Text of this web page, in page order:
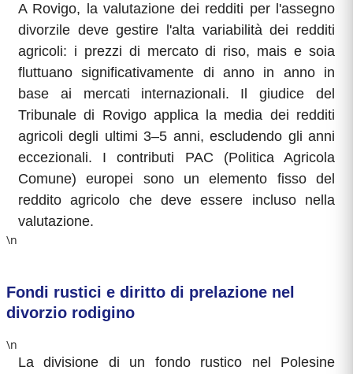
A Rovigo, la valutazione dei redditi per l'assegno
divorzile deve gestire l'alta variabilità dei redditi
agricoli: i prezzi di mercato di riso, mais e soia
fluttuano significativamente di anno in anno in
base ai mercati internazionali. Il giudice del
Tribunale di Rovigo applica la media dei redditi
agricoli degli ultimi 3–5 anni, escludendo gli anni
eccezionali. I contributi PAC (Politica Agricola
Comune) europei sono un elemento fisso del
reddito agricolo che deve essere incluso nella
valutazione.
\n
Fondi rustici e diritto di prelazione nel
divorzio rodigino
\n
La divisione di un fondo rustico nel Polesine